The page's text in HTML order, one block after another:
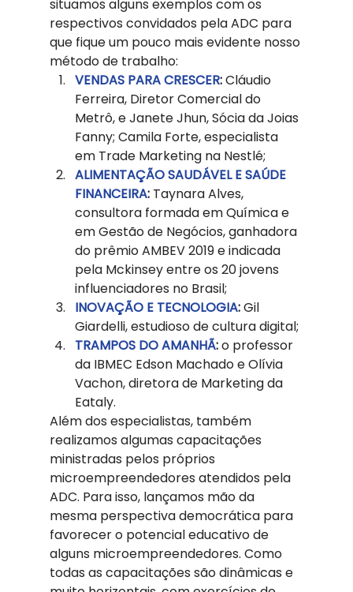
situamos alguns exemplos com os
respectivos convidados pela ADC para
que fique um pouco mais evidente nosso
método de trabalho:
VENDAS PARA CRESCER: Cláudio
Ferreira, Diretor Comercial do
Metrô, e Janete Jhun, Sócia da Joias
Fanny; Camila Forte, especialista
em Trade Marketing na Nestlé;
ALIMENTAÇÃO SAUDÁVEL E SAÚDE
FINANCEIRA: Taynara Alves,
consultora formada em Química e
em Gestão de Negócios, ganhadora
do prêmio AMBEV 2019 e indicada
pela Mckinsey entre os 20 jovens
influenciadores no Brasil;
INOVAÇÃO E TECNOLOGIA: Gil
Giardelli, estudioso de cultura digital;
TRAMPOS DO AMANHÃ: o professor
da IBMEC Edson Machado e Olívia
Vachon, diretora de Marketing da
Eataly.
Além dos especialistas, também
realizamos algumas capacitações
ministradas pelos próprios
microempreendedores atendidos pela
ADC. Para isso, lançamos mão da
mesma perspectiva democrática para
favorecer o potencial educativo de
alguns microempreendedores. Como
todas as capacitações são dinâmicas e